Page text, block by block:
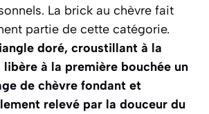
La brick au chèvre fait
partie de cette catégorie.
doré, croustillant à la
à la première bouchée un
de chèvre fondant et
relevé par la douceur du